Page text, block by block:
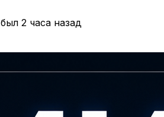
был 2 часа назад